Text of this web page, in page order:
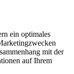
ein optimales
mit der
auf Ihrem